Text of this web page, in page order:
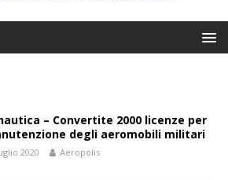
– Convertite 2000 licenze per
degli aeromobili militari
2020 Aeropolis